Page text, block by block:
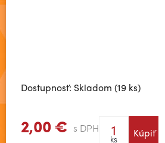
Dostupnosť: Skladom (19 ks)
2,00 € s DPH
ks Kúpiť
Zobraziť viac